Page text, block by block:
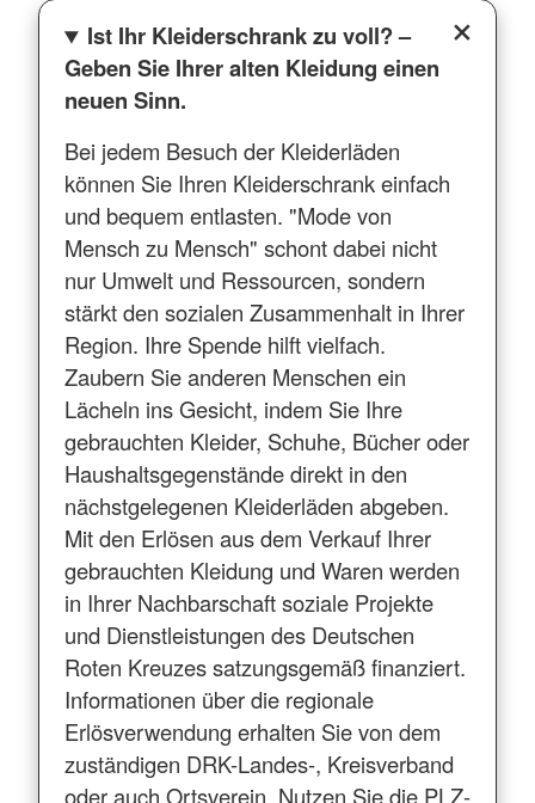
Ist Ihr Kleiderschrank zu voll? –
Geben Sie Ihrer alten Kleidung einen
neuen Sinn.
Bei jedem Besuch der Kleiderläden
können Sie Ihren Kleiderschrank einfach
und bequem entlasten. "Mode von
Mensch zu Mensch" schont dabei nicht
nur Umwelt und Ressourcen, sondern
stärkt den sozialen Zusammenhalt in Ihrer
Region. Ihre Spende hilft vielfach.
Zaubern Sie anderen Menschen ein
Lächeln ins Gesicht, indem Sie Ihre
gebrauchten Kleider, Schuhe, Bücher oder
Haushaltsgegenstände direkt in den
nächstgelegenen Kleiderläden abgeben.
Mit den Erlösen aus dem Verkauf Ihrer
gebrauchten Kleidung und Waren werden
in Ihrer Nachbarschaft soziale Projekte
und Dienstleistungen des Deutschen
Roten Kreuzes satzungsgemäß finanziert.
Informationen über die regionale
Erlösverwendung erhalten Sie von dem
zuständigen DRK-Landes-, Kreisverband
oder auch Ortsverein. Nutzen Sie die PLZ-